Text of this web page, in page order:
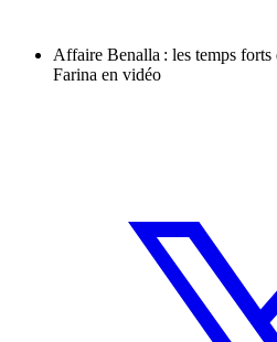
Affaire Benalla : les temps
Farina en vidéo